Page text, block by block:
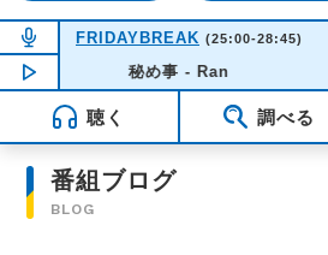
NOW ON AIR
FRIDAYBREAK (25:00-28:45)
NOW PLAYING 03:33
秘め事 - Ran
聴く 調べる
番組ブログ
BLOG